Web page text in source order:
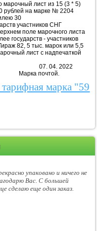
марочный лист из 15 (3 * 5)
рублей на марке № 2204
30
участников СНГ
поле марочного листа
государств - участников
82, 5 тыс. марок или 5,5
лист с надпечаткой
2022
марка "59
упаковано и ничего не
Вас. С большей
сделаю еще один заказ.